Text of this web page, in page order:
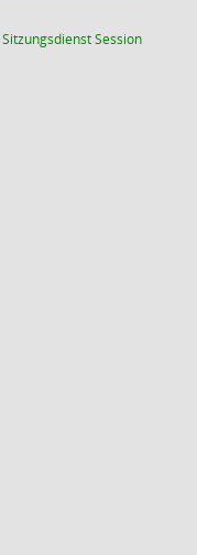
SitzungsdienstSession(Wird in